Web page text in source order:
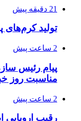
21 دقیقه پیش
تولید کرم‌های
2 ساعت پیش
پیام رئیس
مناسبت روز
2 ساعت پیش
رقیب اروپایی